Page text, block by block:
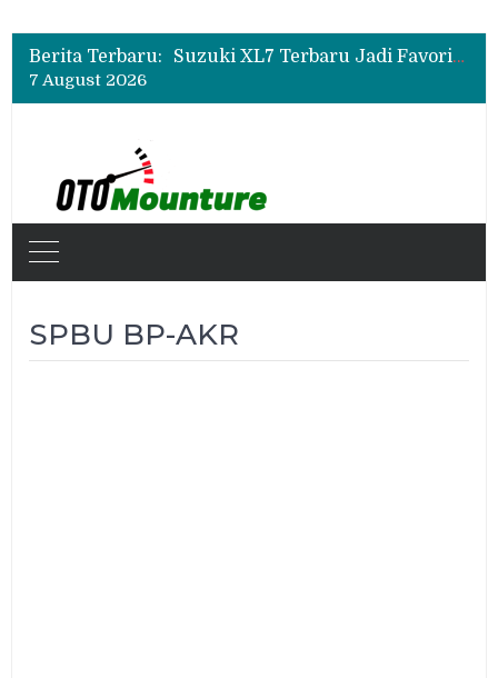
Berita Terbaru:
Promo Servis Mitsubishi Agustus 2026, Ada Diskon ESP dan Bodi & Cat Kilau Merdeka
Suzuki XL7 Terbaru Jadi Favorit Test Drive di GIIAS 2026, Ini Fitur yang Paling Dipuji
Promo Servis Mitsubishi Agustus 2026, Ada Diskon ESP dan Bodi & Cat Kilau Merdeka
7 August 2026
SPBU BP-AKR